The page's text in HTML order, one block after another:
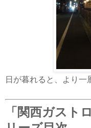
日が暮れると、より一
「関西ガスト